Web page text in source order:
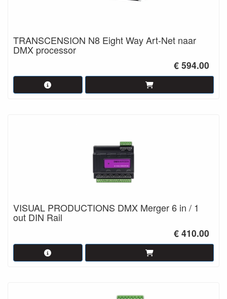
TRANSCENSION N8 Eight Way Art-Net naar
DMX processor
€ 594.00
VISUAL PRODUCTIONS DMX Merger 6 in / 1
out DIN Rail
€ 410.00